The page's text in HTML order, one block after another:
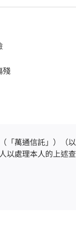
殘
「萬通信託」）（
以處理本人的上述查